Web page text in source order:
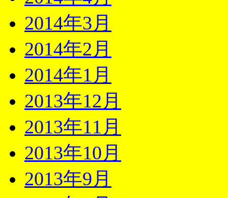
2014年3月
2014年2月
2014年1月
2013年12月
2013年11月
2013年10月
2013年9月